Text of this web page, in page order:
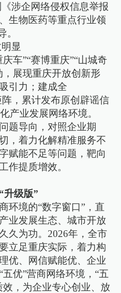
涉企网络侵权信息举报
生物医药等重点行业领
。
显
车”“赛博重庆”“山城奇
展现重庆开放创新形
引力；建成全
，累计发布原创辟谣信
产业发展网络环境。
题导向，对照企业期
，着力化解精准服务不
赋能不足等问题，靶向
作提质增效。
升级版”
环境的“数字窗口”，直
业发展生态、城市开放
久为功。2026年，全市
立足重庆实际，着力构
优、网信赋能优、企业
优”营商网络环境，“五
，为企业专心创业、放